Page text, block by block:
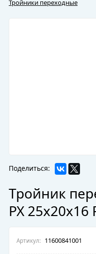
Тройники переходные
Поделиться:
Тройник
PX 25х20х16
Артикул: 11600841001